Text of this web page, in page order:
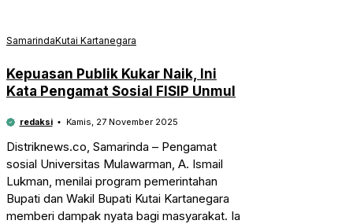
SamarindaKutai Kartanegara
Kepuasan Publik Kukar Naik, Ini
Kata Pengamat Sosial FISIP Unmul
redaksi Kamis, 27 November 2025
Distriknews.co, Samarinda – Pengamat
sosial Universitas Mulawarman, A. Ismail
Lukman, menilai program pemerintahan
Bupati dan Wakil Bupati Kutai Kartanegara
memberi dampak nyata bagi masyarakat. Ia